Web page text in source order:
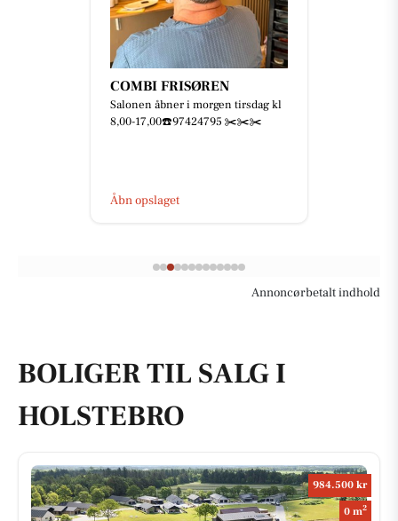
COMBI FRISØREN
Salonen åbner i morgen tirsdag kl
8,00-17,00☎️97424795 ✂️✂️✂️
Åbn opslaget
Annoncørbetalt indhold
BOLIGER TIL SALG I
HOLSTEBRO
984.500 kr
0 m2